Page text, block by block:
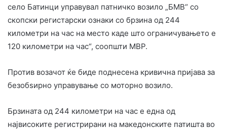
село Батинци управувал патничко возило „БМВ“ со
скопски регистарски ознаки со брзина од 244
километри на час на место каде што ограничувањето е
120 километри на час“, соопшти МВР.
Против возачот ќе биде поднесена кривична пријава за
безобѕирно управување со моторно возило.
Брзината од 244 километри на час е една од
највисоките регистрирани на македонските патишта во